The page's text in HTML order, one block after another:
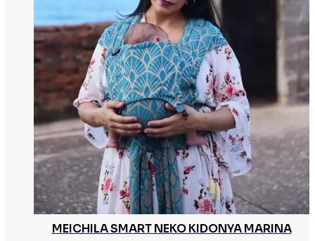
MEICHILA SMART NEKO KIDONYA MARINA